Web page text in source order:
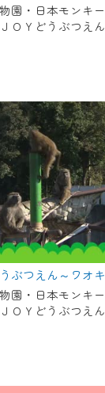
ＯＹどうぶつえん
ＯＹどうぶつえん